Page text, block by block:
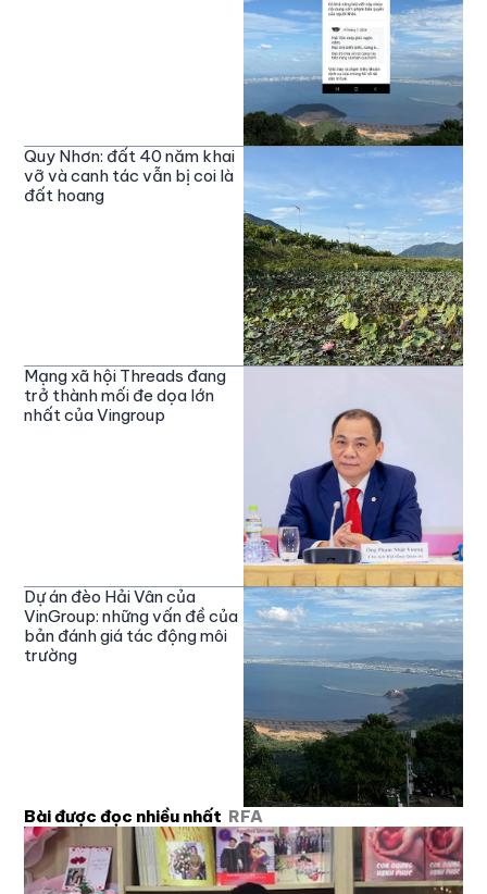
Quy Nhơn: đất 40 năm khai
vỡ và canh tác vẫn bị coi là
đất hoang
Mạng xã hội Threads đang
trở thành mối đe dọa lớn
nhất của Vingroup
Dự án đèo Hải Vân của
VinGroup: những vấn đề của
bản đánh giá tác động môi
trường
Bài được đọc nhiều nhất RFA